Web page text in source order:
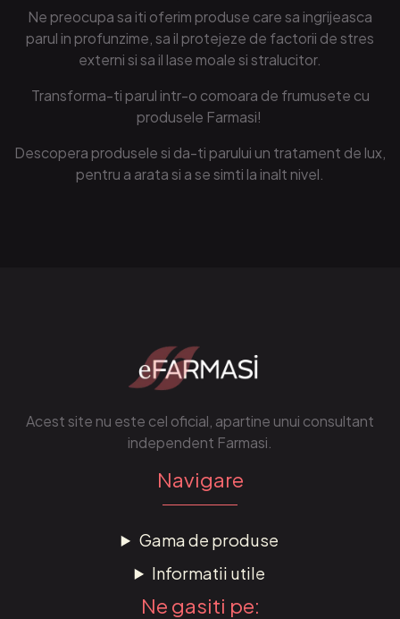
Ne preocupa sa iti oferim produse care sa ingrijeasca
parul in profunzime, sa il protejeze de factorii de stres
externi si sa il lase moale si stralucitor.
Transforma-ti parul intr-o comoara de frumusete cu
produsele Farmasi!
Descopera produsele si da-ti parului un tratament de lux,
pentru a arata si a se simti la inalt nivel.
Acest site nu este cel oficial, apartine unui consultant
independent Farmasi.
Navigare
Gama de produse
Informatii utile
Ne gasiti pe: